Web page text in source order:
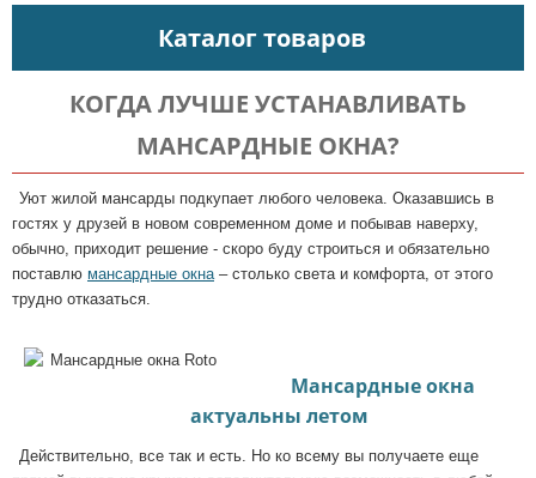
Каталог товаров
КОГДА ЛУЧШЕ УСТАНАВЛИВАТЬ
МАНСАРДНЫЕ ОКНА?
Уют жилой мансарды подкупает любого человека. Оказавшись в
гостях у друзей в новом современном доме и побывав наверху,
обычно, приходит решение - скоро буду строиться и обязательно
поставлю мансардные окна– столько света и комфорта, от этого
трудно отказаться.
Мансардные окна
актуальны летом
Действительно, все так и есть. Но ко всему вы получаете еще